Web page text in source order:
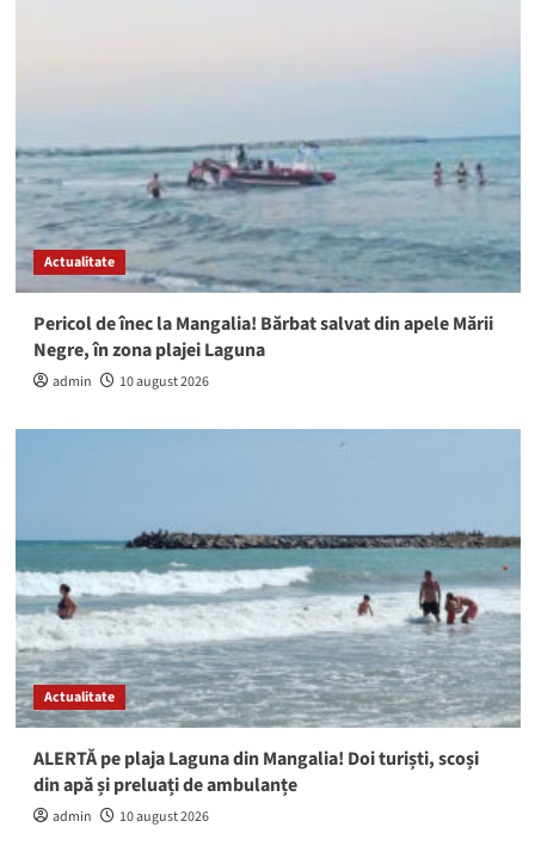
Actualitate
Pericol de înec la Mangalia! Bărbat salvat din apele Mării
Negre, în zona plajei Laguna
admin 10 august 2026
Actualitate
ALERTĂ pe plaja Laguna din Mangalia! Doi turiști, scoși
din apă și preluați de ambulanțe
admin 10 august 2026